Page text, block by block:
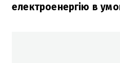
електроенергію в